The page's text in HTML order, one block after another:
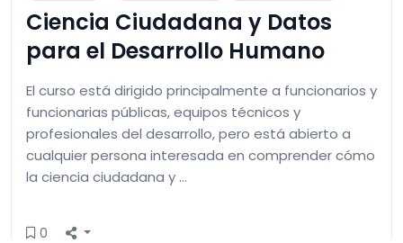
Ciencia Ciudadana y Datos
para el Desarrollo Humano
El curso está dirigido principalmente a funcionarios y
funcionarias públicas, equipos técnicos y
profesionales del desarrollo, pero está abierto a
cualquier persona interesada en comprender cómo
la ciencia ciudadana y …
0